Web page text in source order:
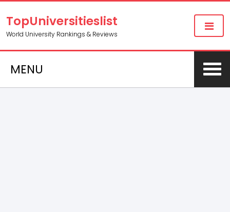
TopUniversitieslist
World University Rankings & Reviews
MENU